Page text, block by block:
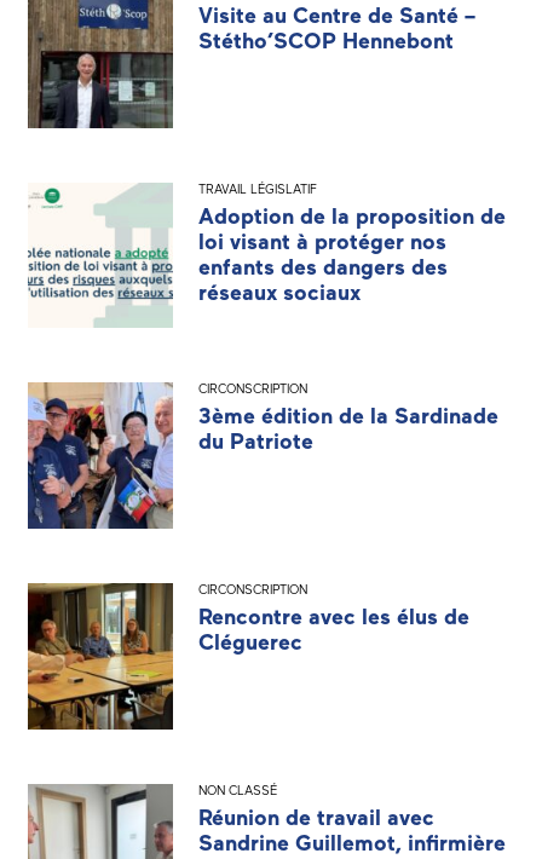
Visite au Centre de Santé –
Stétho’SCOP Hennebont
TRAVAIL LÉGISLATIF
Adoption de la proposition de
loi visant à protéger nos
enfants des dangers des
réseaux sociaux
CIRCONSCRIPTION
3ème édition de la Sardinade
du Patriote
CIRCONSCRIPTION
Rencontre avec les élus de
Cléguerec
NON CLASSÉ
Réunion de travail avec
Sandrine Guillemot, infirmière